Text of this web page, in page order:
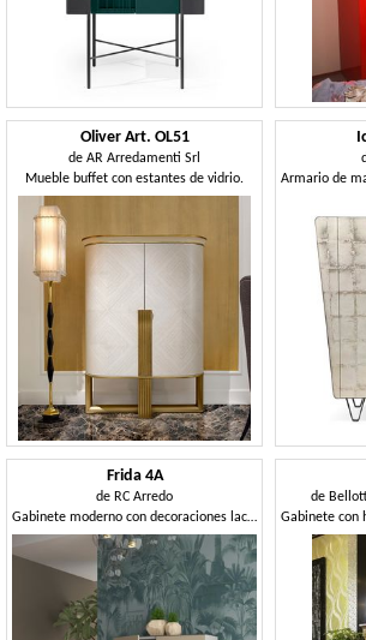
Oliver Art. OL51
de AR Arredamenti Srl
Mueble buffet con estantes de vidrio.
Frida 4A
de RC Arredo
Gabinete moderno con decoraciones lacadas
de